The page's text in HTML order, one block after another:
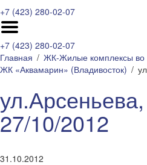
+7 (423) 280-02-07
+7 (423) 280-02-07
Главная
ЖК-Жилые комплексы во
ЖК «Аквамарин» (Владивосток)
27/10/2012
31.10.2012